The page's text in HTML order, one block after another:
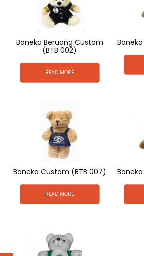
Boneka Beruang Custom
(BTB 002)
READ MORE
Boneka Custom (BTB 007)
READ MORE